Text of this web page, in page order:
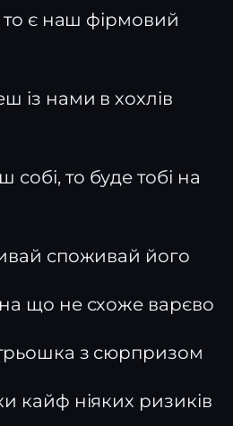
то є наш фірмовий
із нами в хохлів
то буде тобі на
споживай його
що не схоже варєво
з сюрпризом
кайф ніяких ризиків